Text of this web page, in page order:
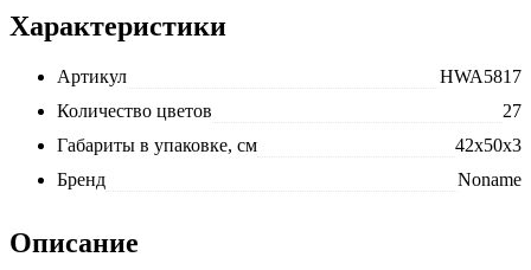
Характеристики
Артикул
HWA5817
Количество цветов
27
Габариты в упаковке, см
42x50x3
Бренд
Noname
Описание